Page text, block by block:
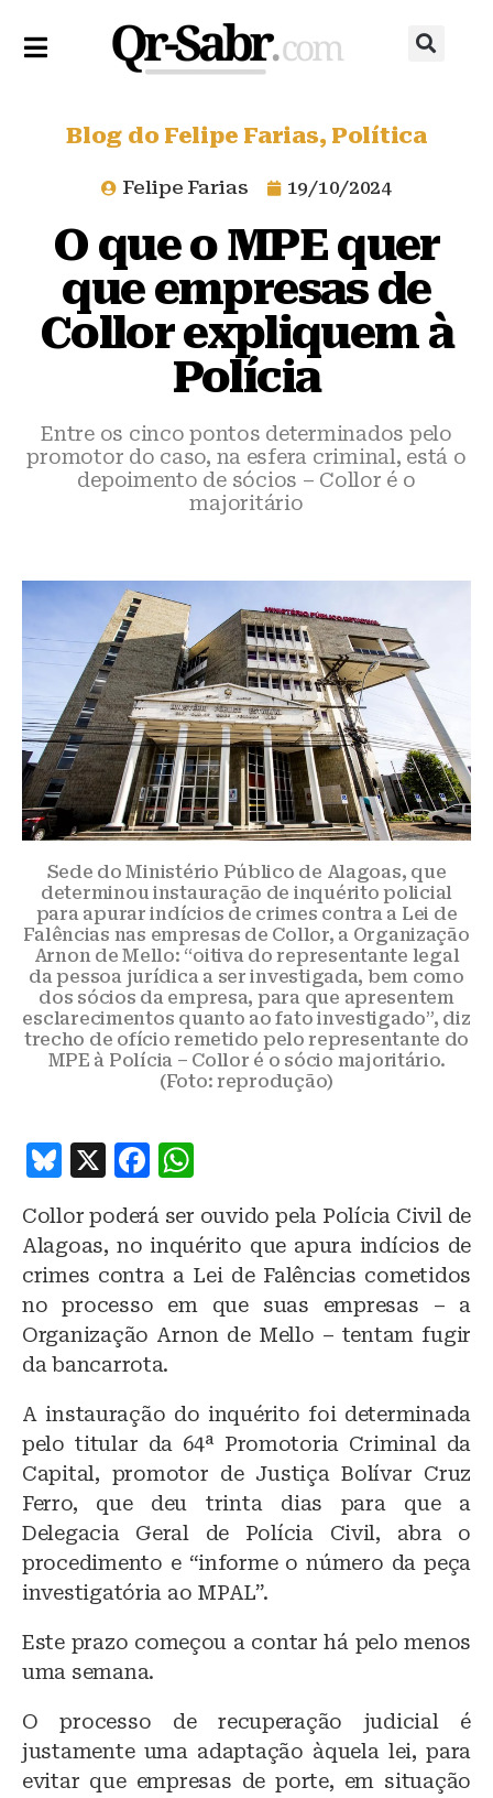
Blog do Felipe Farias, Política
Felipe Farias 19/10/2024
O que o MPE quer
que empresas de
Collor expliquem à
Polícia
Entre os cinco pontos determinados pelo
promotor do caso, na esfera criminal, está o
depoimento de sócios – Collor é o
majoritário
Sede do Ministério Público de Alagoas, que
determinou instauração de inquérito policial
para apurar indícios de crimes contra a Lei de
Falências nas empresas de Collor, a Organização
Arnon de Mello: “oitiva do representante legal
da pessoa jurídica a ser investigada, bem como
dos sócios da empresa, para que apresentem
esclarecimentos quanto ao fato investigado”, diz
trecho de ofício remetido pelo representante do
MPE à Polícia – Collor é o sócio majoritário.
(Foto: reprodução)
B
e
s
k
y
X
F
a
c
e
b
o
o
k
at
s
A
p
Collor poderá ser ouvido pela Polícia Civil de
Alagoas, no inquérito que apura indícios de
crimes contra a Lei de Falências cometidos
no processo em que suas empresas – a
Organização Arnon de Mello – tentam fugir
da bancarrota.
A instauração do inquérito foi determinada
pelo titular da 64ª Promotoria Criminal da
Capital, promotor de Justiça Bolívar Cruz
Ferro, que deu trinta dias para que a
Delegacia Geral de Polícia Civil, abra o
procedimento e “informe o número da peça
investigatória ao MPAL”.
Este prazo começou a contar há pelo menos
uma semana.
O processo de recuperação judicial é
justamente uma adaptação àquela lei, para
evitar que empresas de porte, em situação